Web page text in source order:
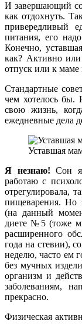
И завершающий
как отдохнуть.
привередливый
питания, его
Конечно,
как? Активно
отпуск или к
Стандартные
чем хотелось бы.
свою жизнь,
ежедневные дела
Уставшая
Я незнаю! Сон я
работаю с
отрегулировала,
пищеварения. Но
(на данный
диете №5 (тоже
расширенного
года на стевии),
неделю, часто ем
без мучных
организм и
заболеваниям,
прекрасно.
Физическая